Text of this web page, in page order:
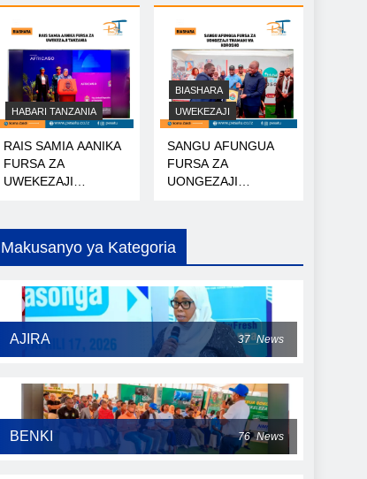
HABARI TANZANIA
RAIS SAMIA AANIKA
FURSA ZA
UWEKEZAJI
BIASHARA
UWEKEZAJI
SANGU AFUNGUA
FURSA ZA
UONGEZAJI
Makusanyo ya Kategoria
AJIRA 37 News
BENKI 76 News